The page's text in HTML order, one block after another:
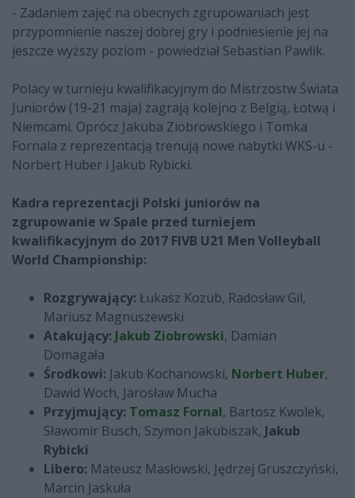
- Zadaniem zajęć na obecnych zgrupowaniach jest
przypomnienie naszej dobrej gry i podniesienie jej na
jeszcze wyższy poziom - powiedział Sebastian Pawlik.
Polacy w turnieju kwalifikacyjnym do Mistrzostw Świata
Juniorów (19-21 maja) zagrają kolejno z Belgią, Łotwą i
Niemcami. Oprócz Jakuba Ziobrowskiego i Tomka
Fornala z reprezentacją trenują nowe nabytki WKS-u -
Norbert Huber i Jakub Rybicki.
Kadra reprezentacji Polski juniorów na
zgrupowanie w Spale przed turniejem
kwalifikacyjnym do 2017 FIVB U21 Men Volleyball
World Championship:
Rozgrywający: Łukasz Kozub, Radosław Gil,
Mariusz Magnuszewski
Atakujący: Jakub Ziobrowski, Damian
Domagała
Środkowi: Jakub Kochanowski, Norbert Huber,
Dawid Woch, Jarosław Mucha
Przyjmujący: Tomasz Fornal, Bartosz Kwolek,
Sławomir Busch, Szymon Jakubiszak, Jakub
Rybicki
Libero: Mateusz Masłowski, Jędrzej Gruszczyński,
Marcin Jaskuła